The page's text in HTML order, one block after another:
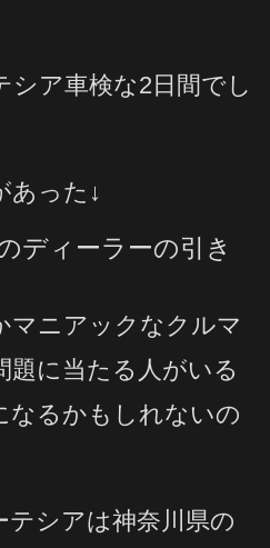
シア車検な2日間でし
あった↓
ディーラーの引き
マニアックなクルマ
題に当たる人がいる
なるかもしれないの
シアは神奈川県の